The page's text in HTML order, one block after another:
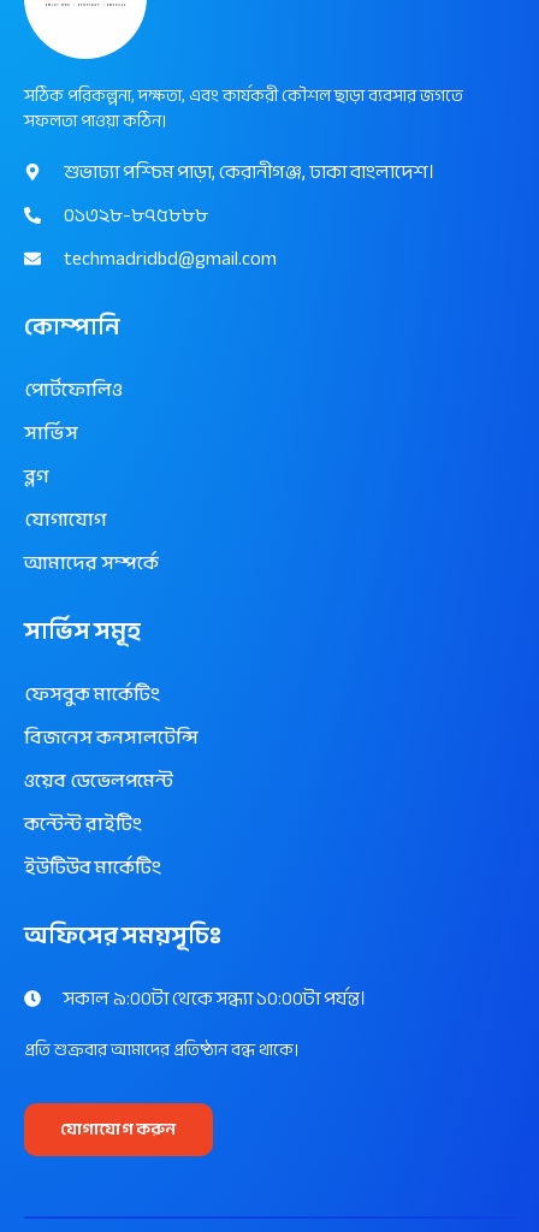
সঠিক পরিকল্পনা, দক্ষতা, এবং কার্যকরী কৌশল ছাড়া ব্যবসার জগতে
সফলতা পাওয়া কঠিন।
শুভাঢ্যা পশ্চিম পাড়া, কেরানীগঞ্জ, ঢাকা বাংলাদেশ।
০১৩২৮-৮৭৫৮৮৮
techmadridbd@gmail.com
কোম্পানি
পোর্টফোলিও
সার্ভিস
ব্লগ
যোগাযোগ
আমাদের সম্পর্কে
সার্ভিস সমূহ
ফেসবুক মার্কেটিং
বিজনেস কনসালটেন্সি
ওয়েব ডেভেলপমেন্ট
কন্টেন্ট রাইটিং
ইউটিউব মার্কেটিং
অফিসের সময়সূচিঃ
সকাল ৯:০০টা থেকে সন্ধ্যা ১০:০০টা পর্যন্ত।
প্রতি শুক্রবার আমাদের প্রতিষ্ঠান বন্ধ থাকে।
যোগাযোগ করুন